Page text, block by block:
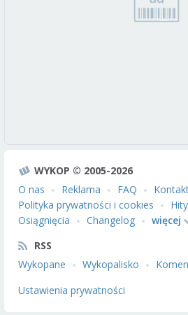
WYKOP © 2005-2026
O nas
Reklama FAQ
Polityka prywatności i cookies
Hity
Osiągnięcia
Changelog
więcej
RSS
Wykopane
Wykopalisko
Ustawienia prywatności